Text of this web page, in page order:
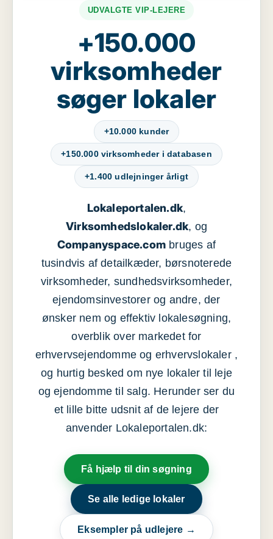
UDVALGTE VIP-LEJERE
+150.000
virksomheder
søger lokaler
+10.000 kunder
+150.000 virksomheder i databasen
+1.400 udlejninger årligt
Lokaleportalen.dk,
Virksomhedslokaler.dk, og
Companyspace.com bruges af
tusindvis af detailkæder, børsnoterede
virksomheder, sundhedsvirksomheder,
ejendomsinvestorer og andre, der
ønsker nem og effektiv lokalesøgning,
overblik over markedet for
erhvervsejendomme og erhvervslokaler ,
og hurtig besked om nye lokaler til leje
og ejendomme til salg. Herunder ser du
et lille bitte udsnit af de lejere der
anvender Lokaleportalen.dk:
Få hjælp til din søgning
Se alle ledige lokaler
Eksempler på udlejere →